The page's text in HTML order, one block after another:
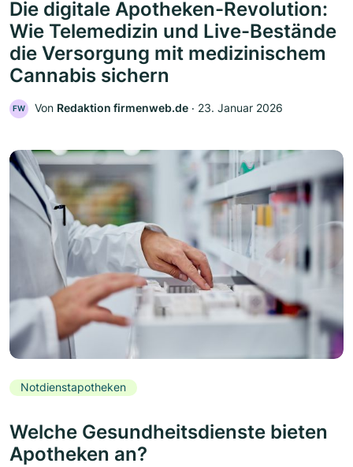
Die digitale Apotheken-Revolution:
Wie Telemedizin und Live-Bestände
die Versorgung mit medizinischem
Cannabis sichern
FW Von Redaktion firmenweb.de ‧ 23. Januar 2026
Notdienstapotheken
Welche Gesundheitsdienste bieten
Apotheken an?